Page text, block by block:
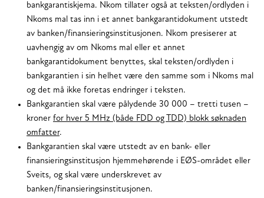
bankgarantiskjema. Nkom tillater også at teksten/ordlyden i
Nkoms mal tas inn i et annet bankgarantidokument utstedt
av banken/finansieringsinstitusjonen. Nkom presiserer at
uavhengig av om Nkoms mal eller et annet
bankgarantidokument benyttes, skal teksten/ordlyden i
bankgarantien i sin helhet være den samme som i Nkoms mal
og det må ikke foretas endringer i teksten.
Bankgarantien skal være pålydende 30 000 – tretti tusen –
kroner for hver 5 MHz (både FDD og TDD) blokk søknaden
omfatter.
Bankgarantien skal være utstedt av en bank- eller
finansieringsinstitusjon hjemmehørende i EØS-området eller
Sveits, og skal være underskrevet av
banken/finansieringsinstitusjonen.